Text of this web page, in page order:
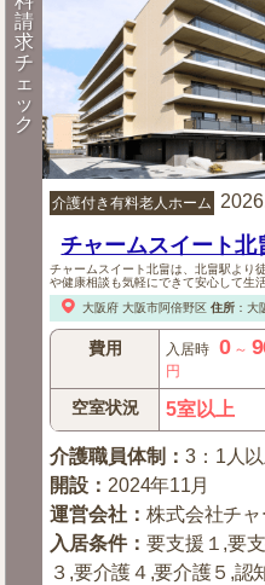
請
求
チ
ェ
ッ
ク
介護付き有料老人ホーム
チャームスイート北
チャームスイート北畠は、北畠駅より
や健康相談も気軽にできて安心して生
大阪府 大阪市阿倍野区 住所： 大
費用 入居時 0～
円
空室状況 5室以上
介護職員体制 ：3：1人
開設 ： 2024年11月
運営会社 ：株式会社チ
入居条件：要支援１,要
３,要介護４,要介護５,認